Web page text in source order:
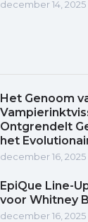
december 14, 2025
Het Genoom
Ontgrendelt
het
december 16, 2025
EpiQue Line-
voor Whitney
december 16, 2025